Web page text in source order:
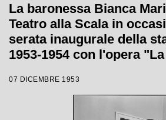
La baronessa Bianca
Teatro alla Scala in
serata inaugurale della
1953-1954 con l'opera
Giulini, con la regia di
07 DICEMBRE 1953